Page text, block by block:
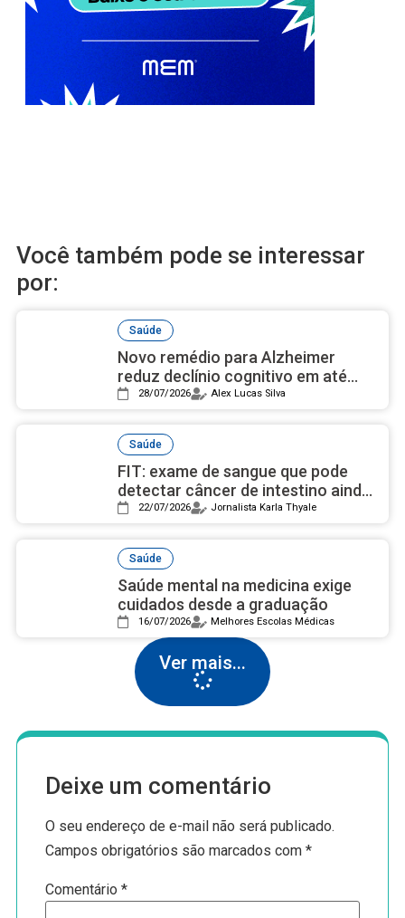
Você também pode se interessar
por:
Saúde
Novo remédio para Alzheimer
reduz declínio cognitivo em até
50% e avança nos estudos
28/07/2026 Alex Lucas Silva
Saúde
FIT: exame de sangue que pode
detectar câncer de intestino ainda
é desconhecido pela maioria
22/07/2026 Jornalista Karla Thyale
Saúde
Saúde mental na medicina exige
cuidados desde a graduação
16/07/2026 Melhores Escolas Médicas
Ver mais...
Deixe um comentário
O seu endereço de e-mail não será publicado.
Campos obrigatórios são marcados com*
Comentário*